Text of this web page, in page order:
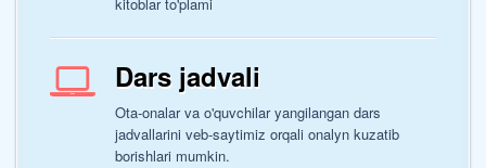
kitoblar to'plami
Dars jadvali
Ota-onalar va o'quvchilar yangilangan dars
jadvallarini veb-saytimiz orqali onalyn kuzatib
borishlari mumkin.